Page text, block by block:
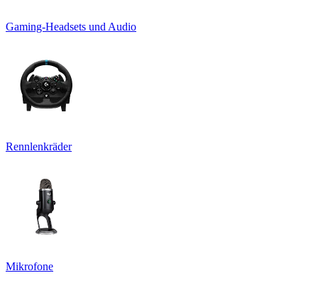
Gaming-Headsets und Audio
Rennlenkräder
Mikrofone